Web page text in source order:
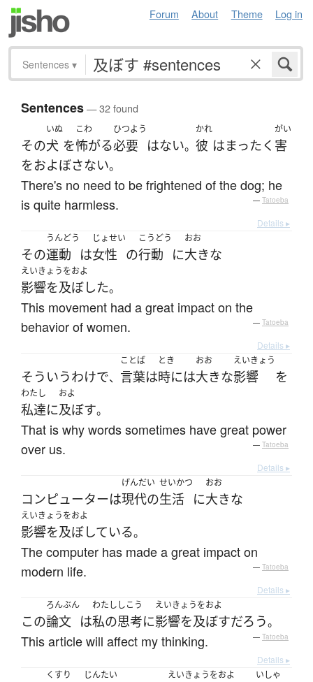
Forum About Theme Log in
Sentences ▾
Sentences— 32 found
その
いぬ
犬 を
こわ
怖がる
ひつよう
必要 はない。
かれ
彼 はまったく
がい
害
をおよぼさない。
There's no need to be frightened of the dog; he
is quite harmless.
— Tatoeba
Details ▸
その
うんどう
運動 は
じょせい
女性 の
こうどう
行動 に
おお
大きな
えいきょうをおよ
影響を及ぼした。
This movement had a great impact on the
behavior of women.
— Tatoeba
Details ▸
そういうわけで、
ことば
言葉は
とき
時には
おお
大きな
えいきょう
影響 を
わたし
私達に
およ
及ぼす。
That is why words sometimes have great power
over us.
— Tatoeba
Details ▸
コンピューターは
げんだい
現代の
せいかつ
生活 に
おお
大きな
えいきょうをおよ
影響を及ぼしている。
The computer has made a great impact on
modern life.
— Tatoeba
Details ▸
この
ろんぶん
論文 は
わたし
私の
しこう
思考に
えいきょうをおよ
影響を及ぼすだろう。
This article will affect my thinking. — Tatoeba
Details ▸
くすり じんたい えいきょうをおよ いしゃ